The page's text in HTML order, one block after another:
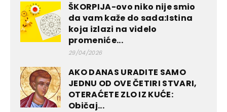
ŠKORPIJA-ovo niko nije smio
da vam kaže do sada:Istina
koja izlazi na videlo
promeniće...
29/04/2026
AKO DANAS URADITE SAMO
JEDNU OD OVE ČETIRI STVARI,
OTERAĆETE ZLO IZ KUĆE:
Običaj...